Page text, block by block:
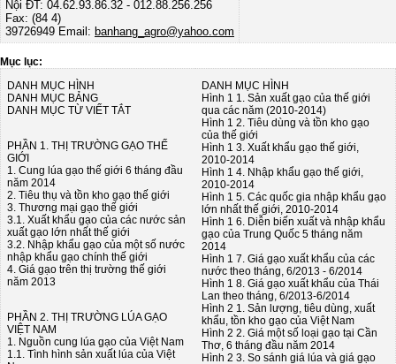
Nội ĐT: 04.62.93.86.32 - 012.88.256.256
Fax: (84 4)
39726949 Email: banhang_agro@yahoo.com
Mục lục:
DANH MỤC HÌNH
DANH MỤC BẢNG
DANH MỤC TỪ VIẾT TẮT
PHẦN 1. THỊ TRƯỜNG GẠO THẾ
GIỚI
1. Cung lúa gạo thế giới 6 tháng đầu
năm 2014
2. Tiêu thụ và tồn kho gạo thế giới
3. Thương mại gạo thế giới
3.1. Xuất khẩu gạo của các nước sản
xuất gạo lớn nhất thế giới
3.2. Nhập khẩu gạo của một số nước
nhập khẩu gạo chính thế giới
4. Giá gạo trên thị trường thế giới
năm 2013
PHẦN 2. THỊ TRƯỜNG LÚA GẠO
VIỆT NAM
1. Nguồn cung lúa gạo của Việt Nam
1.1. Tình hình sản xuất lúa của Việt
DANH MỤC HÌNH
Hình 1 1. Sản xuất gạo của thế giới
qua các năm (2010-2014)
Hình 1 2. Tiêu dùng và tồn kho gạo
của thế giới
Hình 1 3. Xuất khẩu gạo thế giới,
2010-2014
Hình 1 4. Nhập khẩu gạo thế giới,
2010-2014
Hình 1 5. Các quốc gia nhập khẩu gạo
lớn nhất thế giới, 2010-2014
Hình 1 6. Diễn biến xuất và nhập khẩu
gạo của Trung Quốc 5 tháng năm
2014
Hình 1 7. Giá gạo xuất khẩu của các
nước theo tháng, 6/2013 - 6/2014
Hình 1 8. Giá gạo xuất khẩu của Thái
Lan theo tháng, 6/2013-6/2014
Hình 2 1. Sản lượng, tiêu dùng, xuất
khẩu, tồn kho gạo của Việt Nam
Hình 2 2. Giá một số loại gạo tại Cần
Thơ, 6 tháng đầu năm 2014
Hình 2 3. So sánh giá lúa và giá gạo